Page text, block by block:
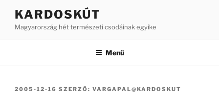
KARDOSKÚT
Magyarország hét természeti csodáinak egyike
Menü
BEKÜLDVE:
2005-12-16 SZERZŐ: VARGAPAL@KARDOSKUT